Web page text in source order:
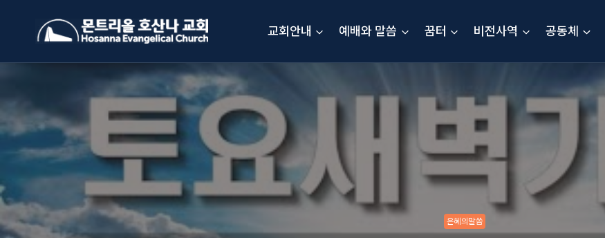
content
교회안내 예배와 말씀 꿈터 비전사역 공동체
은혜의말씀